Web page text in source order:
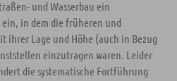
und Wasserbau ein
ein, in dem die früheren und
ihrer Lage und Höhe (auch in Bezug
einzutragen waren. Leider
die systematische Fortführung